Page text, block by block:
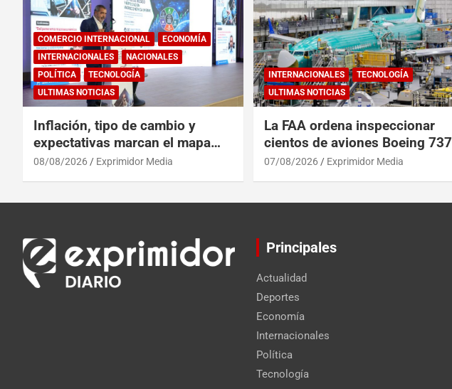
COMERCIO INTERNACIONAL
ECONOMÍA
INTERNACIONALES
NACIONALES
POLÍTICA
TECNOLOGÍA
ULTIMAS NOTICIAS
Inflación, tipo de cambio y
expectativas marcan el mapa
del riesgo financiero
08/08/2026 Exprimidor Media
INTERNACIONALES
TECNOLOGÍA
ULTIMAS NOTICIAS
La FAA ordena inspeccionar
cientos de aviones Boeing 737
Max por posibles grietas
07/08/2026 Exprimidor Media
Principales
Actualidad
Deportes
Economía
Internacionales
Política
Tecnología